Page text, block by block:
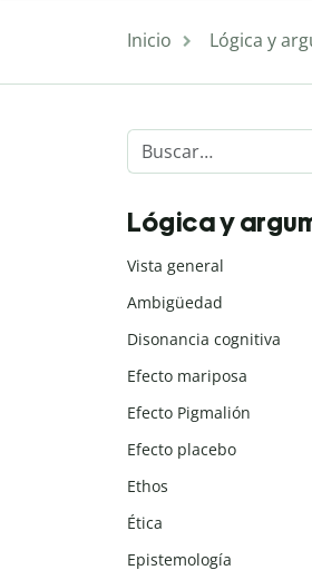
Inicio Lógica y
Lógica y
Vista general
Ambigüedad
Disonancia cognitiva
Efecto mariposa
Efecto Pigmalión
Efecto placebo
Ethos
Ética
Epistemología